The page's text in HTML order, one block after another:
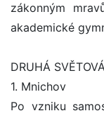
zákonným
akademické
DRUHÁ
1. Mnichov
Po vzniku